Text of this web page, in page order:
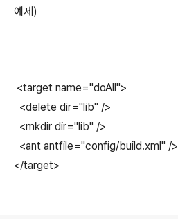
예제)
<target name="doAll">
<delete dir="lib" />
<mkdir dir="lib" />
<ant antfile="config/build.xml" />
</target>